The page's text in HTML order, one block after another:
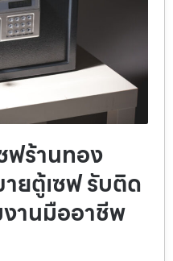
ฟร้านทอง
ยตู้เซฟ รับติด
านมืออาชีพ